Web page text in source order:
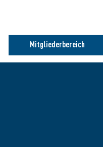
Mitgliederbereich